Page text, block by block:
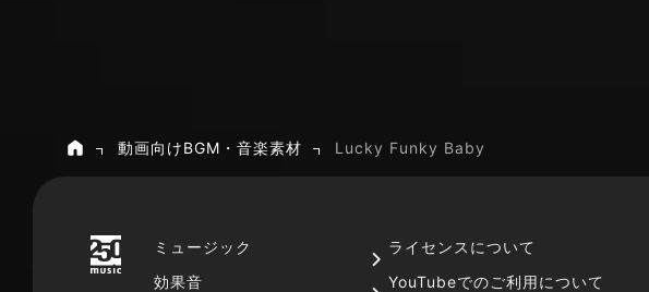
ホーム動画向けBGM・音楽素材 Lucky Funky Baby
ミュージック
効果音
ライセンスについて
YouTubeでのご利用について